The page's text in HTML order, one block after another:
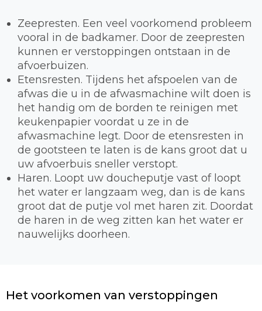
Zeepresten. Een veel voorkomend probleem
vooral in de badkamer. Door de zeepresten
kunnen er verstoppingen ontstaan in de
afvoerbuizen.
Etensresten. Tijdens het afspoelen van de
afwas die u in de afwasmachine wilt doen is
het handig om de borden te reinigen met
keukenpapier voordat u ze in de
afwasmachine legt. Door de etensresten in
de gootsteen te laten is de kans groot dat u
uw afvoerbuis sneller verstopt.
Haren. Loopt uw doucheputje vast of loopt
het water er langzaam weg, dan is de kans
groot dat de putje vol met haren zit. Doordat
de haren in de weg zitten kan het water er
nauwelijks doorheen.
Het voorkomen van verstoppingen